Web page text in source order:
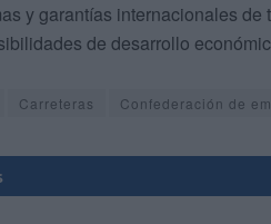
y garantías internacionales
de desarrollo
Carreteras Confederación de